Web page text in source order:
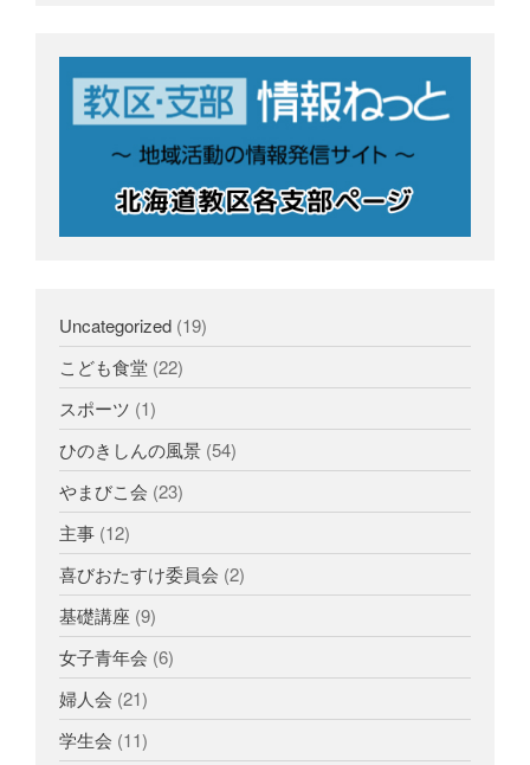
Uncategorized (19)
こども食堂 (22)
スポーツ (1)
ひのきしんの風景 (54)
やまびこ会 (23)
主事 (12)
喜びおたすけ委員会 (2)
基礎講座 (9)
女子青年会 (6)
婦人会 (21)
学生会 (11)